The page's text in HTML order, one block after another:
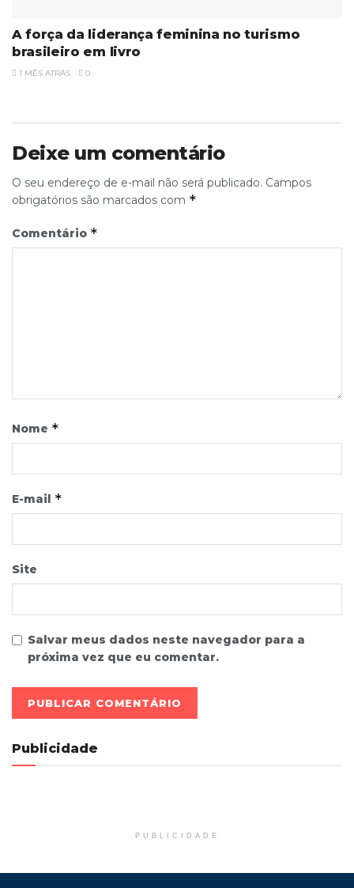
A força da liderança feminina no turismo
brasileiro em livro
1 MÊS ATRÁS 0
Deixe um comentário
O seu endereço de e-mail não será publicado. Campos
obrigatórios são marcados com *
Comentário *
Nome *
E-mail *
Site
Salvar meus dados neste navegador para a
próxima vez que eu comentar.
Publicidade
PUBLICIDADE